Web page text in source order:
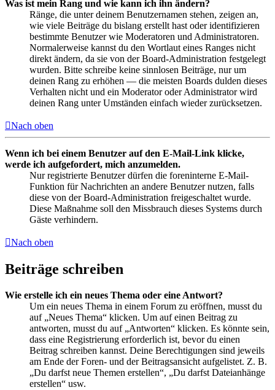
Was ist mein Rang und wie kann ich ihn ändern?
Ränge, die unter deinem Benutzernamen stehen, zeigen an,
wie viele Beiträge du bislang erstellt hast oder identifizieren
bestimmte Benutzer wie Moderatoren und Administratoren.
Normalerweise kannst du den Wortlaut eines Ranges nicht
direkt ändern, da sie von der Board-Administration festgelegt
wurden. Bitte schreibe keine sinnlosen Beiträge, nur um
deinen Rang zu erhöhen — die meisten Boards dulden dieses
Verhalten nicht und ein Moderator oder Administrator wird
deinen Rang unter Umständen einfach wieder zurücksetzen.
Nach oben
Wenn ich bei einem Benutzer auf den E-Mail-Link klicke,
werde ich aufgefordert, mich anzumelden.
Nur registrierte Benutzer dürfen die foreninterne E-Mail-
Funktion für Nachrichten an andere Benutzer nutzen, falls
diese von der Board-Administration freigeschaltet wurde.
Diese Maßnahme soll den Missbrauch dieses Systems durch
Gäste verhindern.
Nach oben
Beiträge schreiben
Wie erstelle ich ein neues Thema oder eine Antwort?
Um ein neues Thema in einem Forum zu eröffnen, musst du
auf „Neues Thema“ klicken. Um auf einen Beitrag zu
antworten, musst du auf „Antworten“ klicken. Es könnte sein,
dass eine Registrierung erforderlich ist, bevor du einen
Beitrag schreiben kannst. Deine Berechtigungen sind jeweils
am Ende der Foren- und der Beitragsansicht aufgelistet. Z. B.
„Du darfst neue Themen erstellen“, „Du darfst Dateianhänge
erstellen“ usw.